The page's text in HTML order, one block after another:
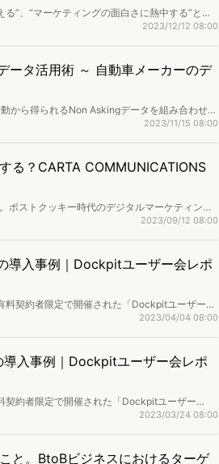
”、“マーケティングの面白さに熱中する”とい
の全体テーマは『未来を創り出す顧客理解の
の醸成を進めています。本セッションでは、社
た。
2023/12/12 08:00
から得られるNon Askingデータを組み合わせて
クピット）を愛用する一人。ユーザー行動の
2023/11/15 08:00
る？CARTA COMMUNICATIONS
ポストクッキー時代のデジタルマーケティング
COMMUNICATIONSが提供する独自のデータ
ル「Dockpit」と「story bank」を用いて同社が
2023/09/12 08:00
導入事例｜Dockpitユーザー会レポ
契約者限定で開催された「Dockpitユーザー
迎え、Dockpit導入のきっかけから、その背後に
2023/04/04 08:00
入事例｜Dockpitユーザー会レポ
約者限定で開催された「Dockpitユーザー
迎え、現場におけるDockpitの活用方法につい
2023/03/24 08:00
と。BtoBビジネスにおけるターゲ